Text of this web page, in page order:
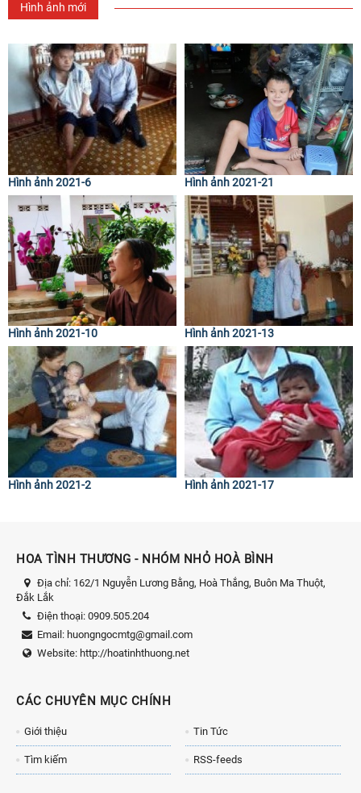
Hình ảnh mới
Hình ảnh 2021-6 Hình ảnh 2021-21
Hình ảnh 2021-10 Hình ảnh 2021-13
Hình ảnh 2021-2 Hình ảnh 2021-17
HOA TÌNH THƯƠNG - NHÓM NHỎ HOÀ BÌNH
Địa chỉ: 162/1 Nguyễn Lương Bằng, Hoà Thắng, Buôn Ma Thuột,
Đắk Lắk
Điện thoại: 0909.505.204
Email: huongngocmtg@gmail.com
Website: http://hoatinhthuong.net
CÁC CHUYÊN MỤC CHÍNH
Giới thiệu Tin Tức
Tìm kiếm RSS-feeds